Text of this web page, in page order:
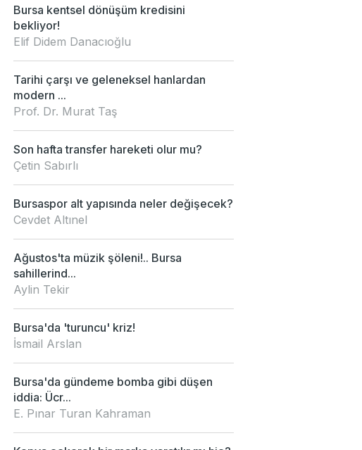
Bursa kentsel dönüşüm kredisini
bekliyor!
Elif Didem Danacıoğlu
Tarihi çarşı ve geleneksel hanlardan
modern ...
Prof. Dr. Murat Taş
Son hafta transfer hareketi olur mu?
Çetin Sabırlı
Bursaspor alt yapısında neler değişecek?
Cevdet Altınel
Ağustos'ta müzik şöleni!.. Bursa
sahillerind...
Aylin Tekir
Bursa'da 'turuncu' kriz!
İsmail Arslan
Bursa'da gündeme bomba gibi düşen
iddia: Ücr...
E. Pınar Turan Kahraman